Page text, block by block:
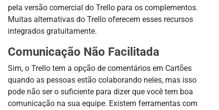
pela versão comercial do Trello para os complementos.
Muitas alternativas do Trello oferecem esses recursos
integrados gratuitamente.
Comunicação Não Facilitada
Sim, o Trello tem a opção de comentários em Cartões
quando as pessoas estão colaborando neles, mas isso
pode não ser o suficiente para dizer que você tem boa
comunicação na sua equipe. Existem ferramentas com